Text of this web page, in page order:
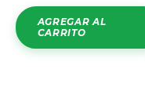
AGREGAR AL
CARRITO